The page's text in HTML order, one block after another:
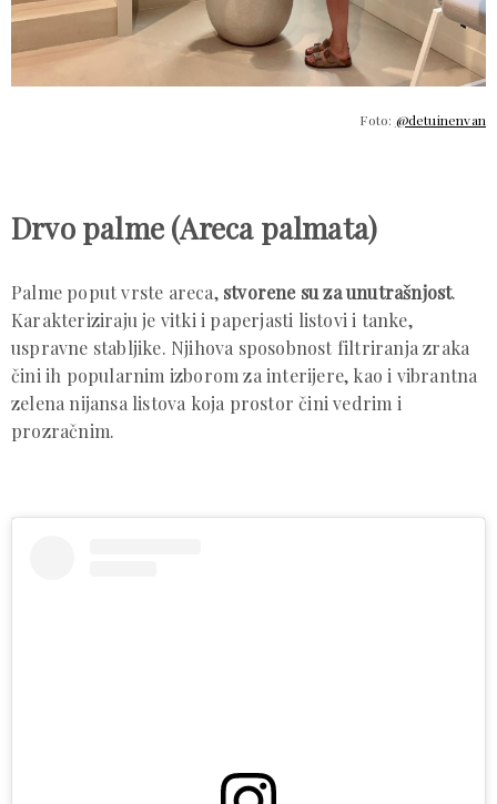
Foto: @detuinenvan
Drvo palme (Areca palmata)
Palme poput vrste areca, stvorene su za unutrašnjost.
Karakteriziraju je vitki i paperjasti listovi i tanke,
uspravne stabljike. Njihova sposobnost filtriranja zraka
čini ih popularnim izborom za interijere, kao i vibrantna
zelena nijansa listova koja prostor čini vedrim i
prozračnim.